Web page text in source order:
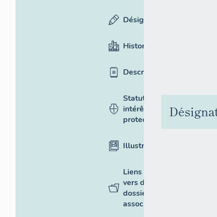
Désignation
Historique
Description
Statut,
intérêt et
protection
Illustrations
Liens
vers des
dossiers
associés